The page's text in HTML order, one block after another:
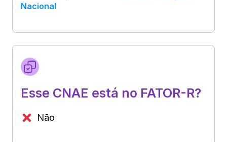
Nacional
Esse CNAE está no FATOR-R?
Não